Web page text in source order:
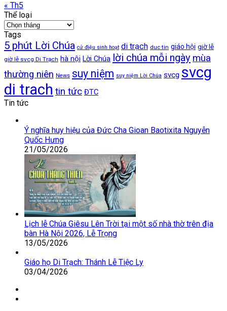
« Th5
Thể loại
Thể
loại
Tags
5 phút Lời Chúa cử điệu sinh hoạt di trạch duc tin giáo hội giờ lễ
giờ lễ svcg Di Trạch hà nội Lời Chúa lời chúa mỗi ngày mùa
thường niên News suy niệm suy niệm Lời Chúa svcg svcg
di trach tin tức ĐTC
Tin tức
Ý nghĩa huy hiệu của Đức Cha Gioan Baotixita Nguyễn
Quốc Hưng
21/05/2026
Lịch lễ Chúa Giêsu Lên Trời tại một số nhà thờ trên địa
bàn Hà Nội 2026, Lễ Trọng
13/05/2026
Giáo họ Di Trạch: Thánh Lễ Tiệc Ly
03/04/2026